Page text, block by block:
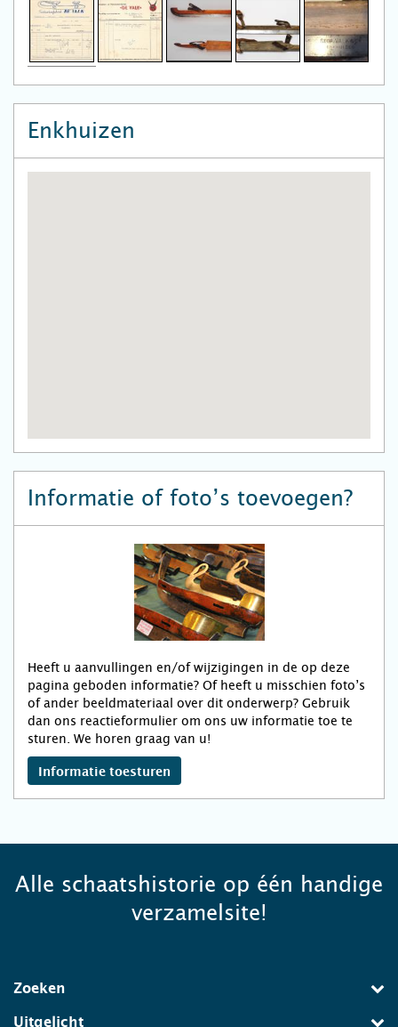
Enkhuizen
Informatie of foto’s toevoegen?
Heeft u aanvullingen en/of wijzigingen in de op deze
pagina geboden informatie? Of heeft u misschien foto’s
of ander beeldmateriaal over dit onderwerp? Gebruik
dan ons reactieformulier om ons uw informatie toe te
sturen. We horen graag van u!
Informatie toesturen
Alle schaatshistorie op één handige
verzamelsite!
Zoeken
Uitgelicht